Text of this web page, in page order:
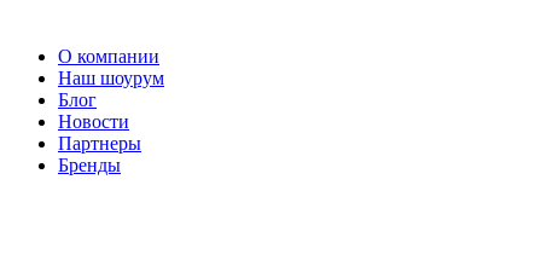
О компании
Наш шоурум
Блог
Новости
Партнеры
Бренды